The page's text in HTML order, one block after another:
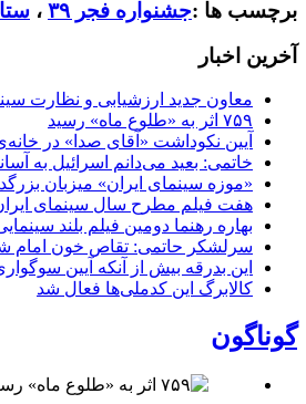
برچسب ها :جشنواره فجر ۳۹ ،
آخرین اخبار
معاون جدید ارزشیابی و نظارت
۷۵۹ اثر به «طلوع ماه» رسید
آیین نکوداشت «آقای صدا» در
خاتمی: بعید می‌دانم اسرائیل به
«موزه سینمای ایران» میزبان
هفت فیلم مطرح سال سینمای
بهاره رهنما دومین فیلم بلند
سرلشکر حاتمی: تقاص خون امام
این بدرقه بیش از آنکه آیین
کالابرگ این کدملی‌ها فعال شد
گوناگون